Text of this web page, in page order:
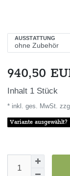
AUSSTATTUNG
940,50
Inhalt 1 Stück
* inkl. ges. MwSt. zzgl.
Variante ausgewählt?